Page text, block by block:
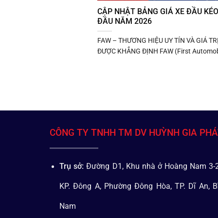
CẬP NHẬT BẢNG GIÁ XE ĐẦU
ĐẦU NĂM 2026
FAW – THƯƠNG HIỆU UY TÍN VÀ GIÁ
ĐƯỢC KHẲNG ĐỊNH FAW (First
CÔNG TY TNHH TM DV HUỲNH GIA
Trụ sở: Đường D1, Khu nhà ở Hoàng Nam 3-
KP. Đông A, Phường Đông Hòa, TP. Dĩ An,
Nam